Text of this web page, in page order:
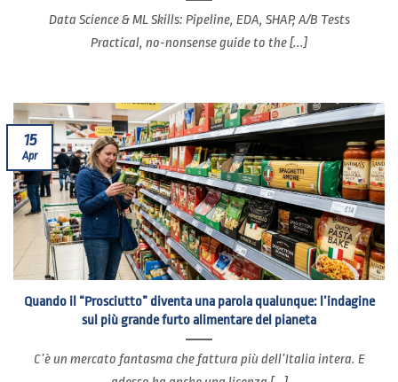
Data Science & ML Skills: Pipeline, EDA, SHAP, A/B Tests
Practical, no-nonsense guide to the [...]
Quando il “Prosciutto” diventa una parola qualunque: l’indagine
sul più grande furto alimentare del pianeta
C’è un mercato fantasma che fattura più dell’Italia intera. E
15
Apr